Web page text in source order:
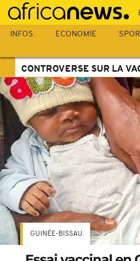
Passer
au
contenu
INFOS ECONOMIE
CONTROVERSE SUR LA
GUINÉE-BISSAU